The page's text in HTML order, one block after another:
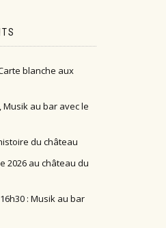
blanche aux
Musik au bar avec le
du château
2026 au château du
: Musik au bar